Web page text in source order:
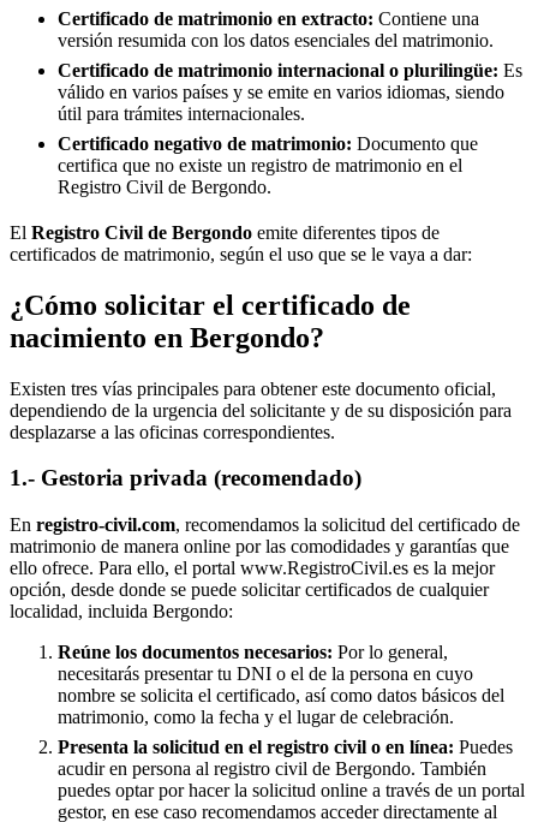
Certificado de matrimonio en extracto: Contiene una
versión resumida con los datos esenciales del matrimonio.
Certificado de matrimonio internacional o plurilingüe: Es
válido en varios países y se emite en varios idiomas, siendo
útil para trámites internacionales.
Certificado negativo de matrimonio: Documento que
certifica que no existe un registro de matrimonio en el
Registro Civil de Bergondo.
El Registro Civil de Bergondo emite diferentes tipos de
certificados de matrimonio, según el uso que se le vaya a dar:
¿Cómo solicitar el certificado de
nacimiento en Bergondo?
Existen tres vías principales para obtener este documento oficial,
dependiendo de la urgencia del solicitante y de su disposición para
desplazarse a las oficinas correspondientes.
1.- Gestoria privada (recomendado)
En registro-civil.com, recomendamos la solicitud del certificado de
matrimonio de manera online por las comodidades y garantías que
ello ofrece. Para ello, el portal www.RegistroCivil.es es la mejor
opción, desde donde se puede solicitar certificados de cualquier
localidad, incluida Bergondo:
Reúne los documentos necesarios: Por lo general,
necesitarás presentar tu DNI o el de la persona en cuyo
nombre se solicita el certificado, así como datos básicos del
matrimonio, como la fecha y el lugar de celebración.
Presenta la solicitud en el registro civil o en línea: Puedes
acudir en persona al registro civil de Bergondo. También
puedes optar por hacer la solicitud online a través de un portal
gestor, en ese caso recomendamos acceder directamente al